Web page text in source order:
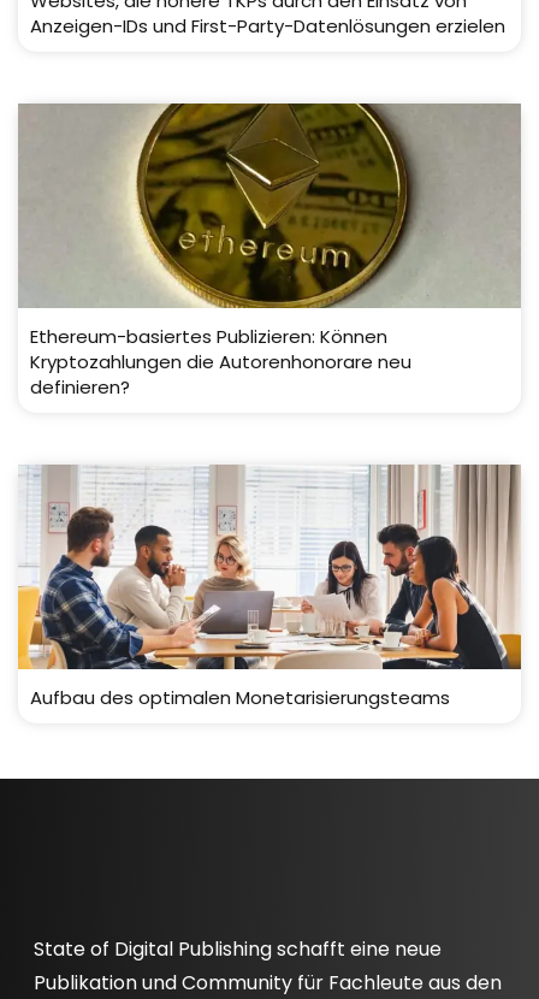
Anzeigen-IDs und First-Party-Datenlösungen erzielen
Ethereum-basiertes Publizieren: Können
Kryptozahlungen die Autorenhonorare neu
definieren?
Aufbau des optimalen Monetarisierungsteams
State of Digital Publishing schafft eine neue
Publikation und Community für Fachleute aus den